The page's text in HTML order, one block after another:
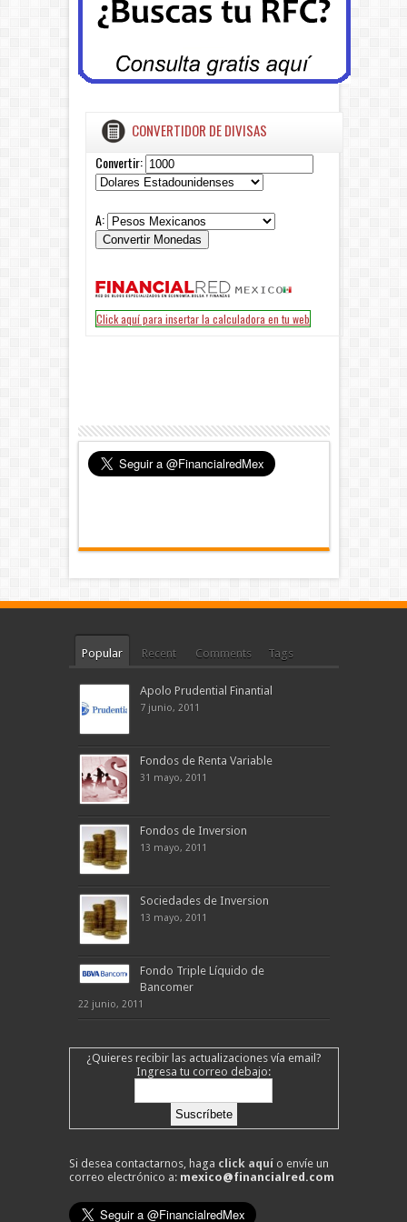
Popular Recent Comments Tags
Apolo Prudential Finantial
7 junio, 2011
Fondos de Renta Variable
31 mayo, 2011
Fondos de Inversion
13 mayo, 2011
Sociedades de Inversion
13 mayo, 2011
Fondo Triple Líquido de
Bancomer
22 junio, 2011
¿Quieres recibir las actualizaciones vía email?
Ingresa tu correo debajo:
Si desea contactarnos, haga click aquío envíe un
correo electrónico a: mexico@financialred.com